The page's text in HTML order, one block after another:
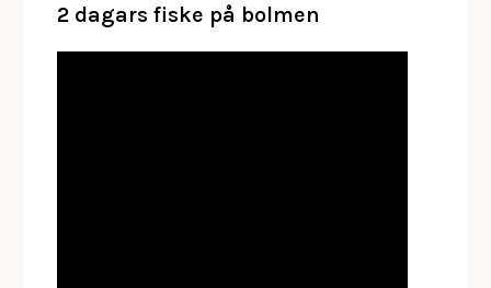
2 dagars fiske på bolmen